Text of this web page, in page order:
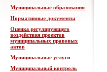
Муниципальные образования
Нормативные документы
Оценка регулирующего
воздействия проектов
муниципальных правовых
актов
Муниципальные услуги
Муниципальный контроль